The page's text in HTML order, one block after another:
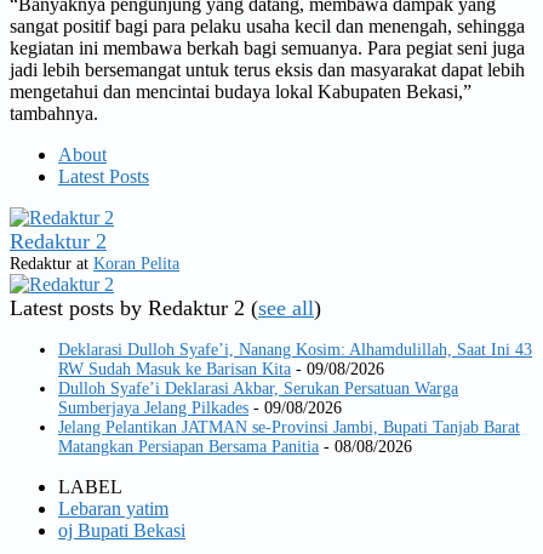
sangat positif bagi para pelaku usaha kecil dan menengah, sehingga
kegiatan ini membawa berkah bagi semuanya. Para pegiat seni juga
jadi lebih bersemangat untuk terus eksis dan masyarakat dapat lebih
mengetahui dan mencintai budaya lokal Kabupaten Bekasi,”
tambahnya.
About
Latest Posts
Redaktur 2
Redaktur at Koran Pelita
Latest posts by Redaktur 2 (see all)
Deklarasi Dulloh Syafe’i, Nanang Kosim: Alhamdulillah, Saat Ini 43
RW Sudah Masuk ke Barisan Kita - 09/08/2026
Dulloh Syafe’i Deklarasi Akbar, Serukan Persatuan Warga
Sumberjaya Jelang Pilkades - 09/08/2026
Jelang Pelantikan JATMAN se-Provinsi Jambi, Bupati Tanjab Barat
Matangkan Persiapan Bersama Panitia - 08/08/2026
LABEL
Lebaran yatim
oj Bupati Bekasi